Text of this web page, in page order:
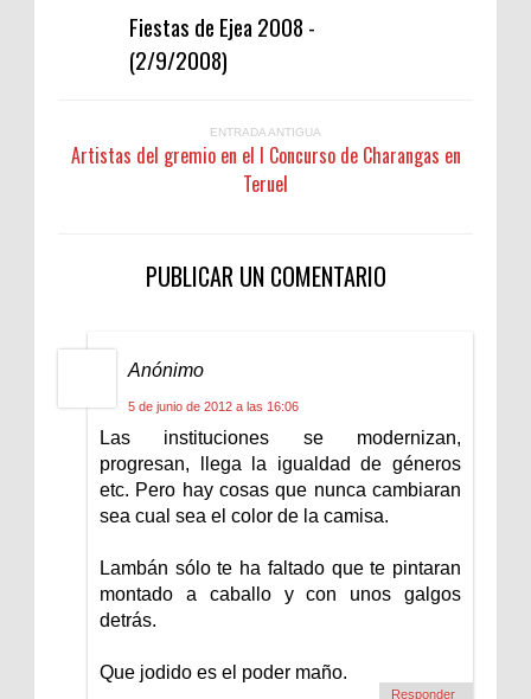
Fiestas de Ejea 2008 -
(2/9/2008)
ENTRADA ANTIGUA
Artistas del gremio en el I Concurso de Charangas en
Teruel
PUBLICAR UN COMENTARIO
Anónimo
5 de junio de 2012 a las 16:06
Las instituciones se modernizan,
progresan, llega la igualdad de géneros
etc. Pero hay cosas que nunca cambiaran
sea cual sea el color de la camisa.
Lambán sólo te ha faltado que te pintaran
montado a caballo y con unos galgos
detrás.
Que jodido es el poder maño.
Responder